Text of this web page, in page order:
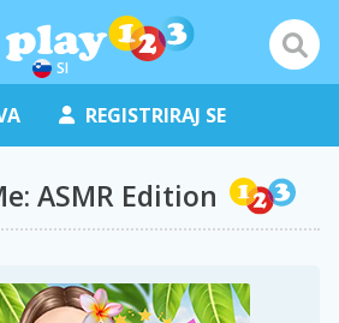
SI
REGISTRIRAJ SE
ASMR Edition